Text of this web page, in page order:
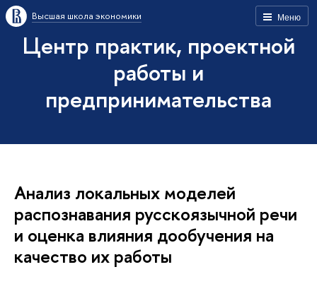
Меню
Высшая школа экономики
Центр практик, проектной
работы и
предпринимательства
Анализ локальных моделей
распознавания русскоязычной речи
и оценка влияния дообучения на
качество их работы